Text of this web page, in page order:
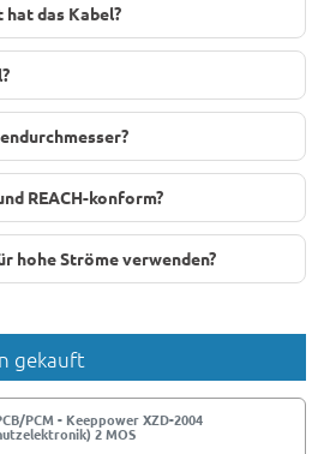
das Kabel?
REACH-konform?
hohe Ströme verwenden?
gekauft
PCM - Keeppower XZD-2004
2 MOS